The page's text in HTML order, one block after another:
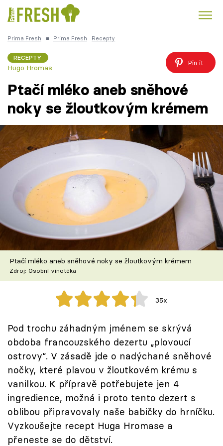
Česká kuchyně
Témata
Recepty
Články
TV Program
Škola vaření
Recepty z TV
Speciál: Cuketa
Těhotnej kuchař
Sledujte prima+
Přihlášení
Sledujte nás
Prima Fresh ■ Prima Fresh Recepty
RECEPTY
Hugo Hromas
Pin it
Ptačí mléko aneb sněhové
noky se žloutkovým krémem
Ptačí mléko aneb sněhové noky se žloutkovým krémem
Zdroj: Osobní vinotéka
35x
Pod trochu záhadným jménem se skrývá
obdoba francouzského dezertu „plovoucí
ostrovy“. V zásadě jde o nadýchané sněhové
nočky, které plavou v žloutkovém krému s
vanilkou. K přípravě potřebujete jen 4
ingredience, možná i proto tento dezert s
oblibou připravovaly naše babičky do hrníčku.
Vyzkoušejte recept Huga Hromase a
přeneste se do dětství.